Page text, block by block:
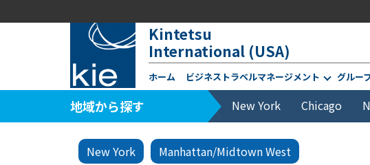
Kintetsu
International (USA)
ホーム ビジネストラベルマネージメント グルー
地域から探す New York Chicago
New York Manhattan/Midtown West